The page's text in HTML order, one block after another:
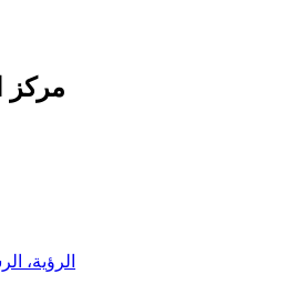
مركز
الرؤية،